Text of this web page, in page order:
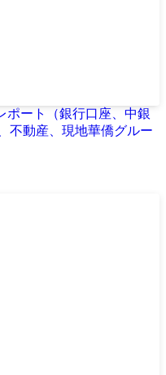
ポート（銀行口座、中銀
不動産、現地華僑グルー